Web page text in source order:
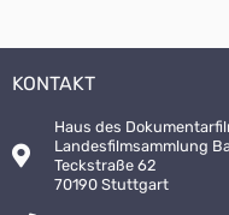
KONTAKT
Haus des
Landesfilmsammlung
Teckstraße 62
70190 Stuttgart